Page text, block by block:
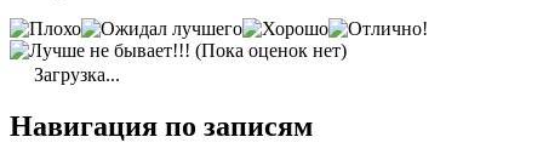
(Пока оценок нет)
Загрузка...
Навигация по записям